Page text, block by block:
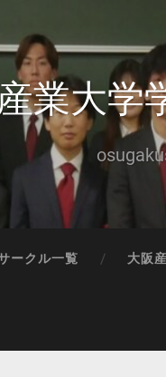
業大学
ークル一覧 大阪